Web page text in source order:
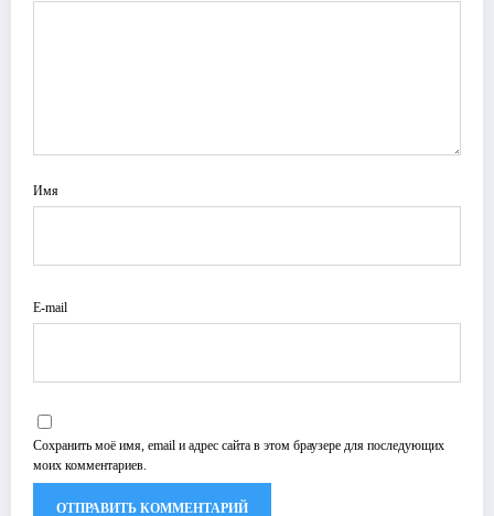
Имя
E-mail
Сохранить моё имя, email и адрес сайта в этом браузере для последующих
моих комментариев.